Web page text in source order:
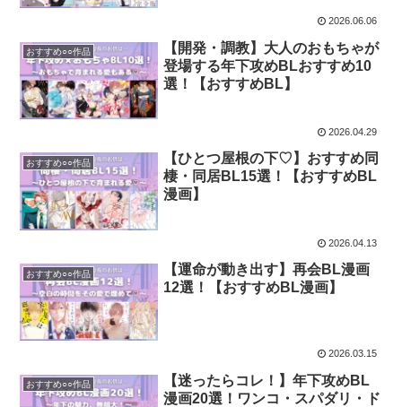
2026.06.06
おすすめ○○作品
【開発・調教】大人のおもちゃが
登場する年下攻めBLおすすめ10
選！【おすすめBL】
2026.04.29
おすすめ○○作品
【ひとつ屋根の下♡】おすすめ同
棲・同居BL15選！【おすすめBL
漫画】
2026.04.13
おすすめ○○作品
【運命が動き出す】再会BL漫画
12選！【おすすめBL漫画】
2026.03.15
おすすめ○○作品
【迷ったらコレ！】年下攻めBL
漫画20選！ワンコ・スパダリ・ド